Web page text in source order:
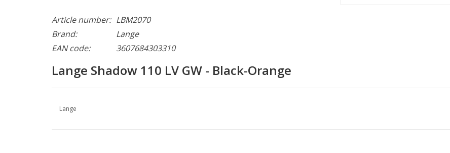
Article number: LBM2070
Brand:
Lange
EAN code:
3607684303310
Lange Shadow 110 LV GW - Black-Orange
Lange